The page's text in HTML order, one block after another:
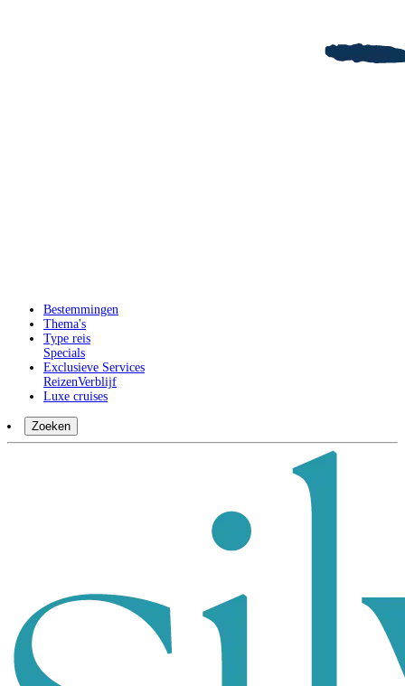
Bestemmingen
Thema's
Type reis
Specials
Exclusieve Services
ReizenVerblijf
Luxe cruises
Zoeken